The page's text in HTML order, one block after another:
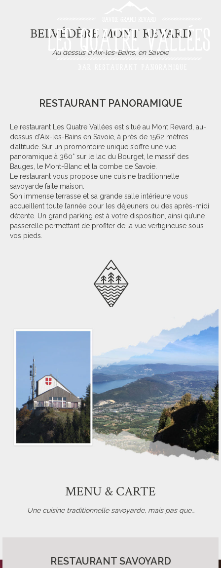
BELVÉDÈRE MONT REVARD
Au dessus d’Aix-les-Bains, en Savoie
RESTAURANT PANORAMIQUE
Le restaurant Les Quatre Vallées est situé au Mont Revard, au-
dessus d’Aix-les-Bains en Savoie, à près de 1562 mètres
d’altitude. Sur un promontoire unique s’offre une vue
panoramique à 360° sur le lac du Bourget, le massif des
Bauges, le Mont-Blanc et la combe de Savoie.
Le restaurant vous propose une cuisine traditionnelle
savoyarde faite maison.
Son immense terrasse et sa grande salle intérieure vous
accueillent toute l’année pour les déjeuners ou des après-midi
détente. Un grand parking est à votre disposition, ainsi qu’une
passerelle permettant de profiter de la vue vertigineuse sous
vos pieds.
MENU & CARTE
Une cuisine traditionnelle savoyarde, mais pas que…
RESTAURANT SAVOYARD